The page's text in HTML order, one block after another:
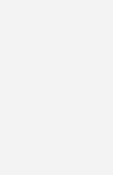
weniger Energie,
Konverter über
eventuell flackern oder
von Halogen durch
auf eine Fläche
Einheit der
Wert sagt nicht viel
nur darüber, wie viel